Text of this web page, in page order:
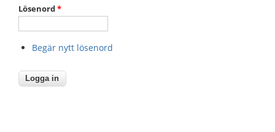
Lösenord*
Begär nytt lösenord